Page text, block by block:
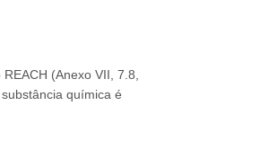
(Anexo VII, 7.8,
química é